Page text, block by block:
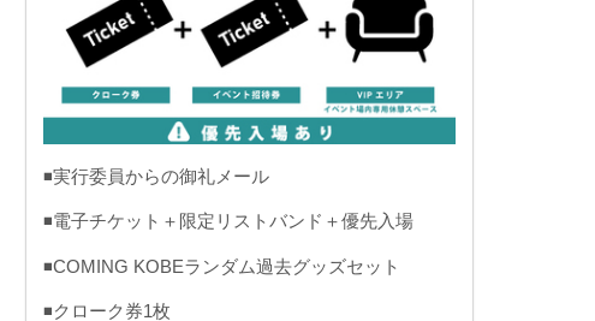
◾️実行委員からの御礼メール
◾️電子チケット＋限定リストバンド＋優先入場
◾️COMING KOBEランダム過去グッズセット
◾️クローク券1枚